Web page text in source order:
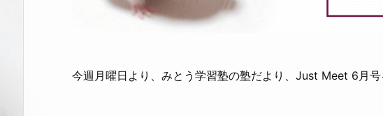
今週月曜日より、みとう学習塾の塾だより、Just Meet 6月